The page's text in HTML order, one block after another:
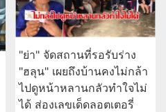
"ย่า" จัดสถานที่รอรับร่าง
"ฮลุน" เผยถึงบ้านคงไม่กล้า
ไปดูหน้าหลานกลัวทำใจไม่
ได้ ส่องเลขเด็ดลอตเตอรี่